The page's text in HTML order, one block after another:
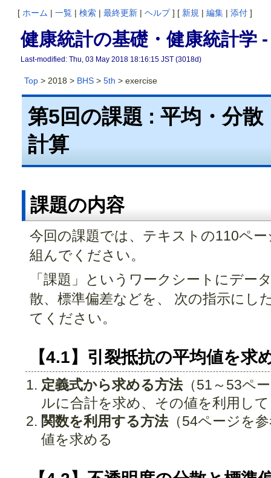
[ ホーム | 一覧 | 検索 | 最終更新 | ヘルプ] [ 新規 | 編集 | 添付 ]
健康統計の基礎・健康統計学
Last-modified: Thu, 03 May 2018 18:16:15 JST (3018d)
Top> 2018 > BHS> 5th > exercise
第5回の課題 : 平均・分
計算
課題の内容
今回の課題では、テキストの110ペ
組んでください。
「課題」というワークシートにデー
散、標準偏差などを、 次の指示にし
てください。
【4.1】引裂抵抗の平均値を求
定義式から求める方法（51～53ペ
ルに合計を求め、その値を利用し
関数を利用する方法（54ページを
値を求める